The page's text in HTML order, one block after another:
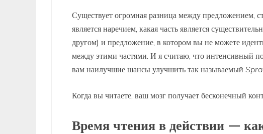
Существует огромная разница между предложением,
является наречием, какая часть является
другом) и предложение, в котором вы не можете
между этими частями. И я считаю, что интенсивный
вам наилучшие шансы улучшить так называемый
Когда вы читаете, ваш мозг получает бесконечный
Время чтения в действии —